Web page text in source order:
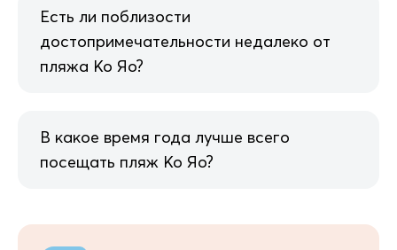
Есть ли поблизости
достопримечательности недалеко от
пляжа Ко Яо?
В какое время года лучше всего
посещать пляж Ко Яо?